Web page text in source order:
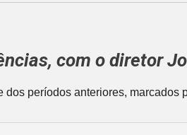
com o diretor
dos períodos anteriores, marcados